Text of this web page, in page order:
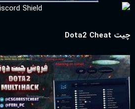
چیت Dota2 Cheat